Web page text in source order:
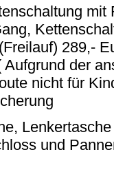
mit
289,-
der
nicht für
und